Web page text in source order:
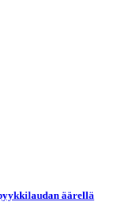
äärellä